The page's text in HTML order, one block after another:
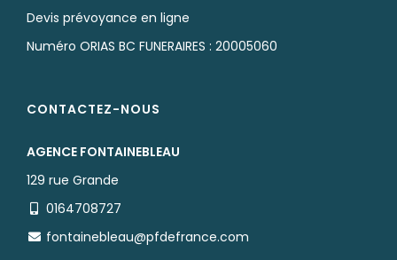
Devis prévoyance en ligne
Numéro ORIAS BC FUNERAIRES : 20005060
CONTACTEZ-NOUS
AGENCE FONTAINEBLEAU
129 rue Grande
0164708727
fontainebleau@pfdefrance.com